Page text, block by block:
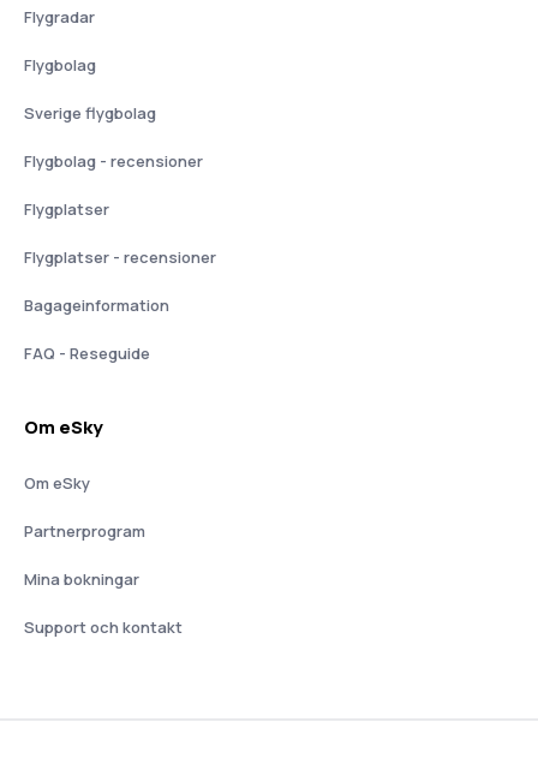
Flygradar
Flygbolag
Sverige flygbolag
Flygbolag - recensioner
Flygplatser
Flygplatser - recensioner
Bagageinformation
FAQ - Reseguide
Om eSky
Om eSky
Partnerprogram
Mina bokningar
Support och kontakt